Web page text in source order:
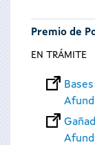
Premio de
EN TRÁMITE